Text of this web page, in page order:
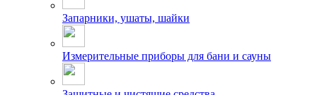
Запарники, ушаты, шайки
Измерительные приборы для бани и сауны